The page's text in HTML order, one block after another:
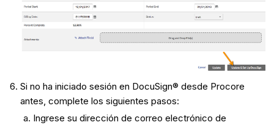
Si no ha iniciado sesión en DocuSign® desde Procore
antes, complete los siguientes pasos:
Ingrese su dirección de correo electrónico de